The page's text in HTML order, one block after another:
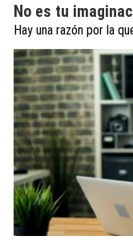
No es tu
Hay una razón por la